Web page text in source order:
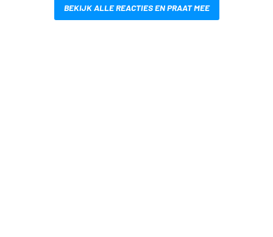
BEKIJK ALLE REACTIES EN PRAAT MEE